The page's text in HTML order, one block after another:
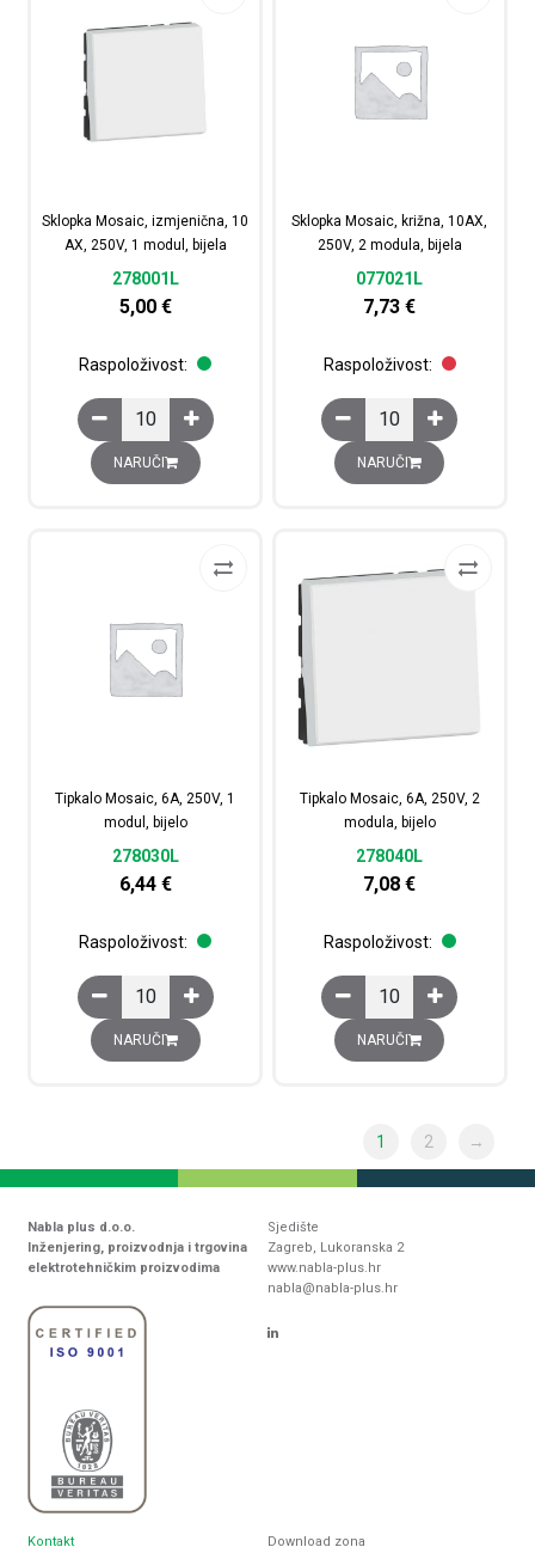
Sklopka Mosaic, izmjenična, 10
AX, 250V, 1 modul, bijela
278001L
5,00 €
Raspoloživost:
Sklopka Mosaic, izmjenična, 10 AX, 250V, 1 modul,
NARUČI
Sklopka Mosaic, križna, 10AX,
250V, 2 modula, bijela
077021L
7,73€
Raspoloživost:
Sklopka Mosaic,
NARUČI
Tipkalo Mosaic, 6A, 250V, 1
modul, bijelo
278030L
6,44 €
Raspoloživost:
Tipkalo Mosaic, 6A, 250V, 1 modul, bijelo količina
NARUČI
Tipkalo Mosaic, 6A, 250V, 2
modula, bijelo
278040L
7,08€
Raspoloživost:
Tipkalo Mosaic, 6A,
NARUČI
1 2 →
Nabla plus d.o.o.
Inženjering, proizvodnja i trgovina
elektrotehničkim proizvodima
Sjedište
Zagreb, Lukoranska 2
www.nabla-plus.hr
nabla@nabla-plus.hr
Kontakt Download zona